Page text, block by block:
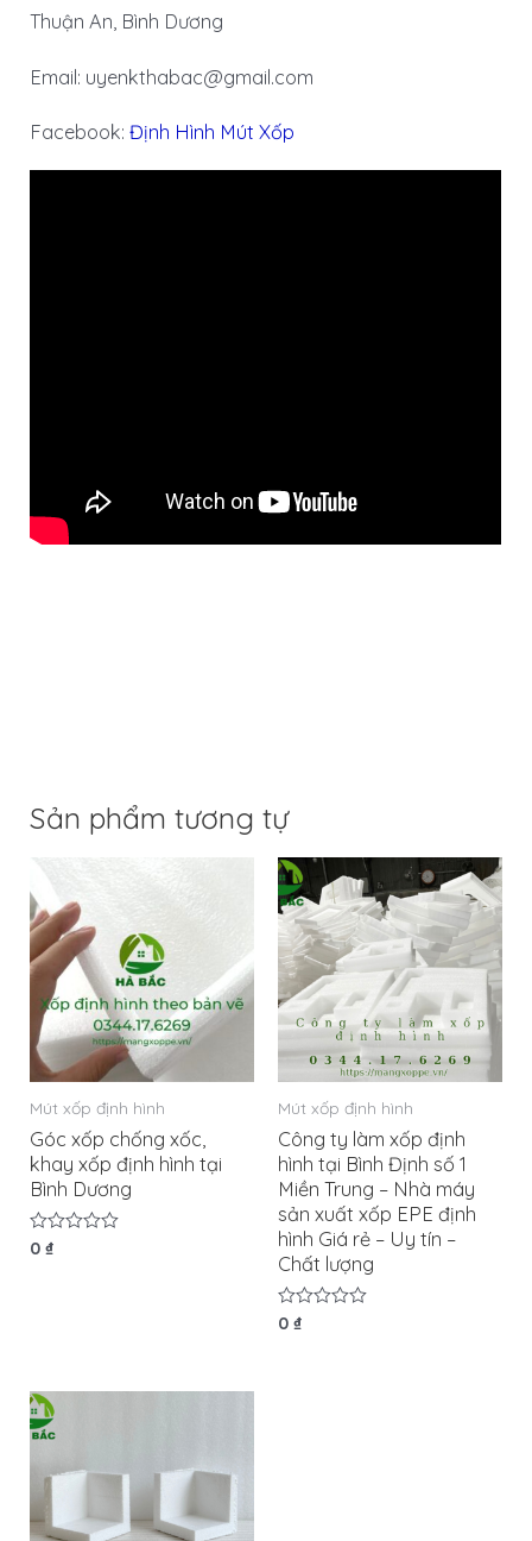
Thuận An, Bình Dương
Email: uyenkthabac@gmail.com
Facebook:Định Hình Mút Xốp
Sản phẩm tương tự
Mút xốp định hình
Góc xốp chống xốc,
khay xốp định hình tại
Bình Dương
Được
0₫
Mút xốp định hình
Công ty làm xốp định
hình tại Bình Định số 1
Miền Trung – Nhà máy
sản xuất xốp EPE định
hình Giá rẻ – Uy tín –
Chất lượng
Được
0 ₫